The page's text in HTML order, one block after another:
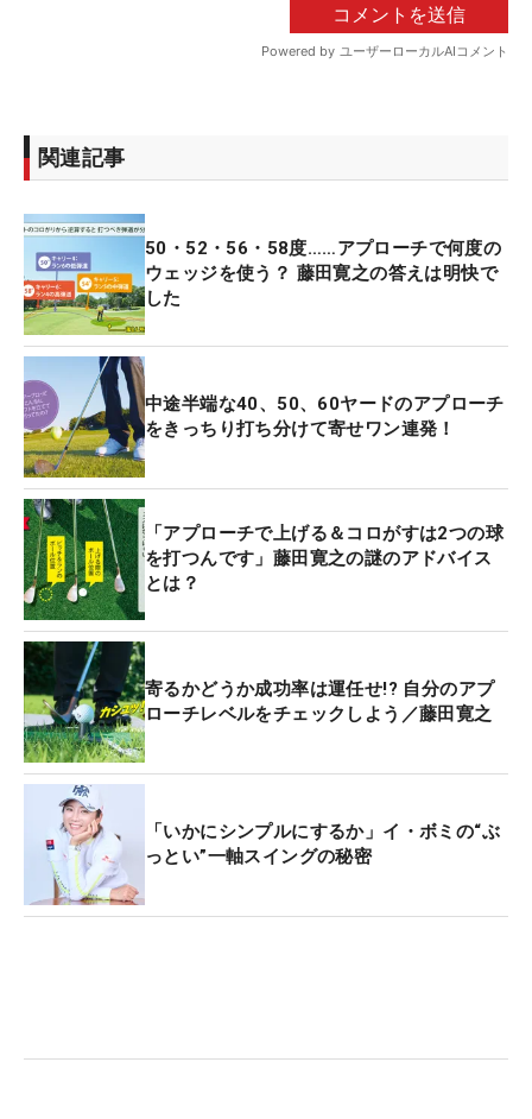
関連記事
50・52・56・58度……アプローチで何度の
ウェッジを使う？ 藤田寛之の答えは明快で
した
中途半端な40、50、60ヤードのアプローチ
をきっちり打ち分けて寄せワン連発！
「アプローチで上げる＆コロがすは2つの球
を打つんです」藤田寛之の謎のアドバイス
とは？
寄るかどうか成功率は運任せ!? 自分のアプ
ローチレベルをチェックしよう／藤田寛之
「いかにシンプルにするか」イ・ボミの“ぶ
っとい”一軸スイングの秘密